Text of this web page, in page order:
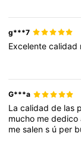
g***7
Excelentecalidad
G***a
Lacalidadde las
mucho mededico
mesalens ú per